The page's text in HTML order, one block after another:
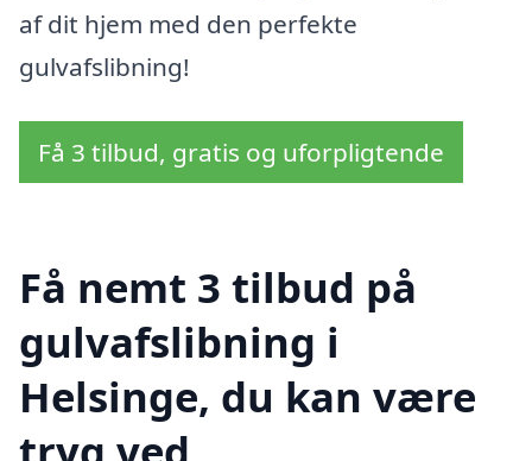
af dit hjem med den perfekte
gulvafslibning!
Få 3 tilbud, gratis og uforpligtende
Få nemt 3 tilbud på
gulvafslibning i
Helsinge, du kan være